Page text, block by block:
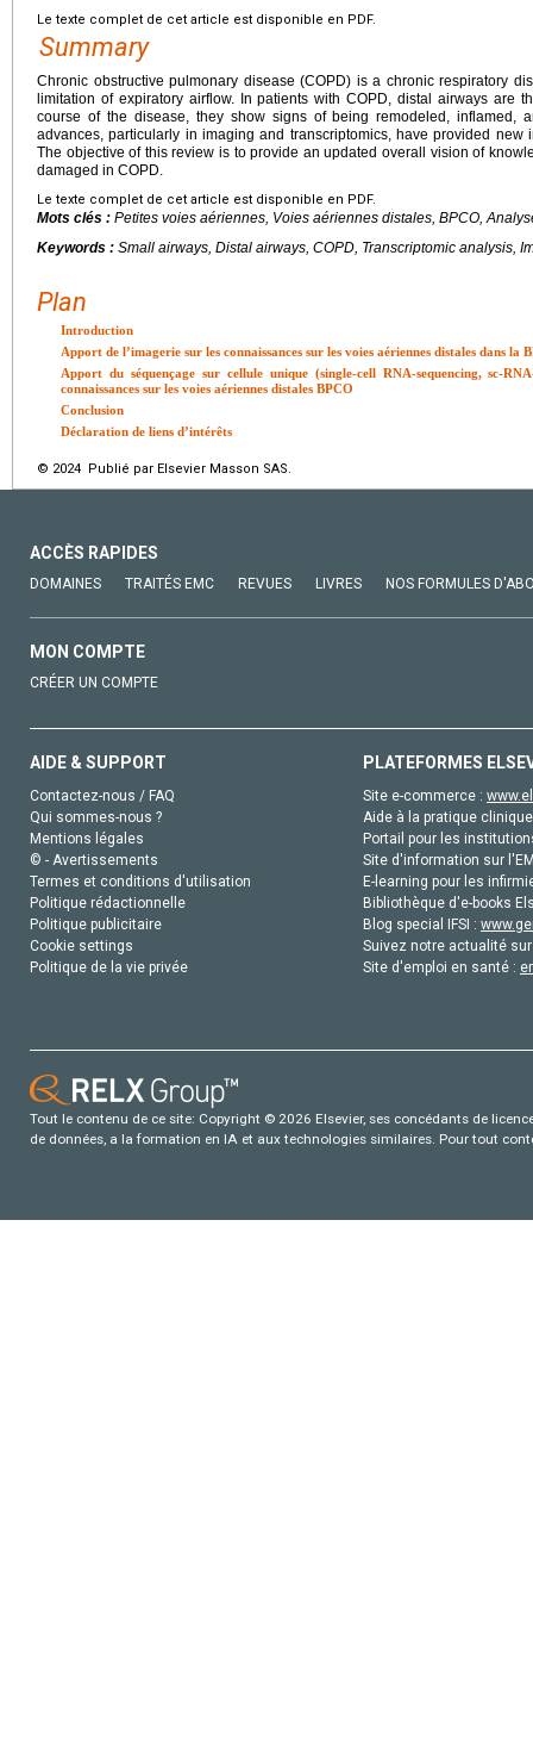
Le texte complet de cet article est disponible en PDF.
Summary
Chronic obstructive pulmonary disease (COPD) is a chronic respiratory
limitation of expiratory airflow. In patients with COPD, distal airways are
course of the disease, they show signs of being remodeled, inflamed,
advances, particularly in imaging and transcriptomics, have provided
The objective of this review is to provide an updated overall vision of
damaged in COPD.
Le texte complet de cet article est disponible en PDF.
Mots clés : Petites voies aériennes, Voies aériennes distales, BPCO,
Keywords : Small airways, Distal airways, COPD, Transcriptomic analysis,
Plan
Introduction
Apport de l’imagerie sur les connaissances sur les voies aériennes distales dans la
Apport du séquençage sur cellule unique (single-cell RNA-sequencing, sc-
connaissances sur les voies aériennes distales BPCO
Conclusion
Déclaration de liens d’intérêts
© 2024 Publié par Elsevier Masson SAS.
ACCÈS RAPIDES
DOMAINES TRAITÉS EMC REVUES LIVRES NOS FORMULES
MON COMPTE
CRÉER UN COMPTE
AIDE & SUPPORT
Contactez-nous / FAQ
Qui sommes-nous ?
Mentions légales
© - Avertissements
Termes et conditions d'utilisation
Politique rédactionnelle
Politique publicitaire
Cookie settings
Politique de la vie privée
PLATEFORMES
Site e-commerce :
Aide à la pratique
Portail pour les
Site d'information sur
E-learning pour les
Bibliothèque d'e-books
Blog special IFSI :
Suivez notre actualité
Site d'emploi en santé :
Tout le contenu de ce site: Copyright © 2026 Elsevier, ses concédants de
de données, a la formation en IA et aux technologies similaires. Pour tout